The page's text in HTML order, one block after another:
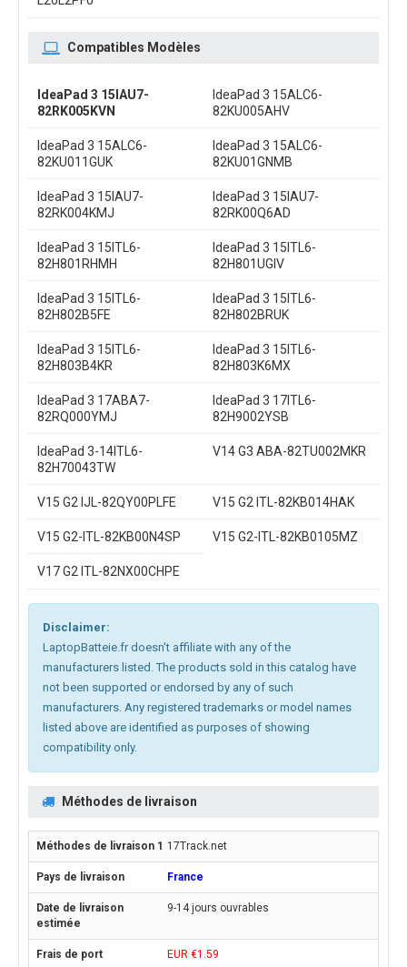
Compatibles Modèles
IdeaPad 3 15IAU7-
82RK005KVN
IdeaPad 3 15ALC6-
82KU005AHV
IdeaPad 3 15ALC6-
82KU011GUK
IdeaPad 3 15ALC6-
82KU01GNMB
IdeaPad 3 15IAU7-
82RK004KMJ
IdeaPad 3 15IAU7-
82RK00Q6AD
IdeaPad 3 15ITL6-
82H801RHMH
IdeaPad 3 15ITL6-
82H801UGIV
IdeaPad 3 15ITL6-
82H802B5FE
IdeaPad 3 15ITL6-
82H802BRUK
IdeaPad 3 15ITL6-
82H803B4KR
IdeaPad 3 15ITL6-
82H803K6MX
IdeaPad 3 17ABA7-
82RQ000YMJ
IdeaPad 3 17ITL6-
82H9002YSB
IdeaPad 3-14ITL6-
82H70043TW
V14 G3 ABA-82TU002MKR
V15 G2 IJL-82QY00PLFE V15 G2 ITL-82KB014HAK
V15 G2-ITL-82KB00N4SP V15 G2-ITL-82KB0105MZ
V17 G2 ITL-82NX00CHPE
Disclaimer:
LaptopBatteie.fr doesn't affiliate with any of the
manufacturers listed. The products sold in this catalog have
not been supported or endorsed by any of such
manufacturers. Any registered trademarks or model names
listed above are identified as purposes of showing
compatibility only.
Méthodes de livraison
17Track.net
France
9-14 jours ouvrables
EUR €1.59